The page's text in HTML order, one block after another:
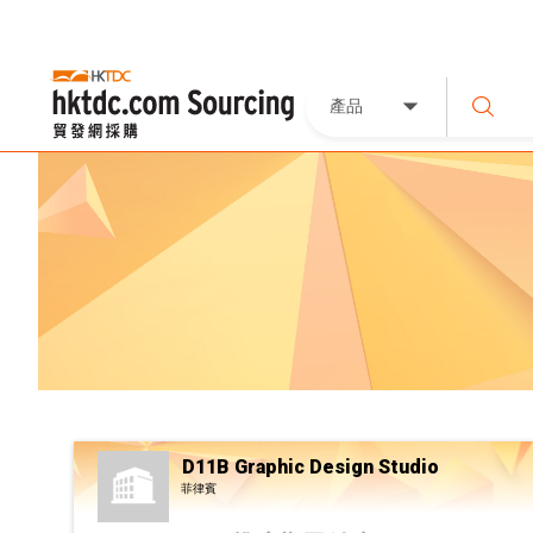
產品
D11B Graphic Design Studio
菲律賓